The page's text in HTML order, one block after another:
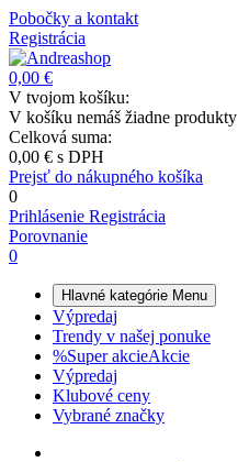
Pobočky a kontakt
Registrácia
0,00 €
V tvojom košíku:
V košíku nemáš žiadne produkty
Celková suma:
0,00 € s DPH
Prejsť do nákupného košíka
0
Prihlásenie Registrácia
Porovnanie
0
Hlavné kategórie Menu
Výpredaj
Trendy v našej ponuke
%Super akcieAkcie
Výpredaj
Klubové ceny
Vybrané značky